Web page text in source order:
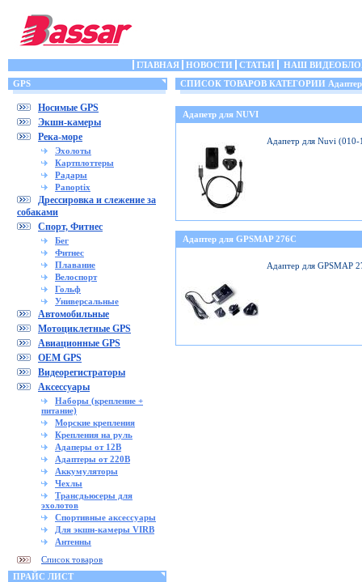
ГЛАВНАЯ НОВОСТИ СТАТЬИ
НАШ
GPS
Носимые GPS
Экшн-камеры
Река-море
Эхолоты
Картплоттеры
Радары
Panoptix
Дрессировка и слежение за
собаками
Спорт, Фитнес
Бег
Фитнес
Плавание
Велоспорт
Гольф
Универсальные
Автомобильные
Мотоциклетные GPS
Авиационные GPS
OEM GPS
Видеорегистраторы
Аксессуары
Наборы (крепление +
питание)
Морские крепления
Крепления на руль
Адаперы от 12В
Адаптеры от 220В
Аккумуляторы
Чехлы
Трансдьюсеры для
эхолотов
Спортивные аксессуары
Для экшн-камеры VIRB
Антенны
Список товаров
ПРАЙС ЛИСТ
СПИСОК ТОВАРОВ КАТЕГОРИИ
Адапетр для NUVI
Адапетр для Nuvi
Адаптер для GPSMAP 276C
Адаптер для GPSMAP